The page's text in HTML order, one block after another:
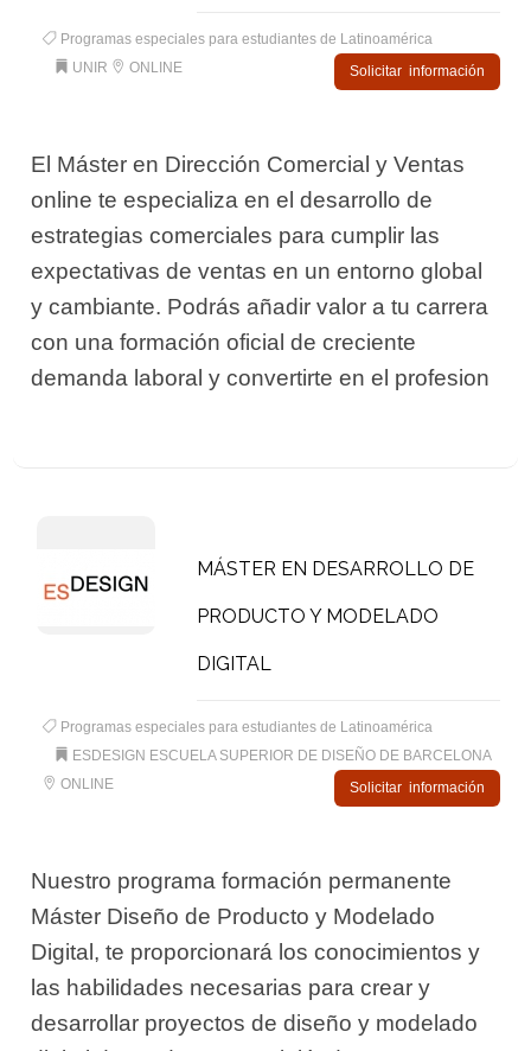
Programas especiales para estudiantes de Latinoamérica
UNIR
ONLINE Solicitar información
El Máster en Dirección Comercial y Ventas
online te especializa en el desarrollo de
estrategias comerciales para cumplir las
expectativas de ventas en un entorno global
y cambiante. Podrás añadir valor a tu carrera
con una formación oficial de creciente
demanda laboral y convertirte en el profesion
MÁSTER EN DESARROLLO DE
PRODUCTO Y MODELADO
DIGITAL
Programas especiales para estudiantes de Latinoamérica
ESDESIGN ESCUELA SUPERIOR DE DISEÑO DE BARCELONA
ONLINE
Solicitar información
Nuestro programa formación permanente
Máster Diseño de Producto y Modelado
Digital, te proporcionará los conocimientos y
las habilidades necesarias para crear y
desarrollar proyectos de diseño y modelado